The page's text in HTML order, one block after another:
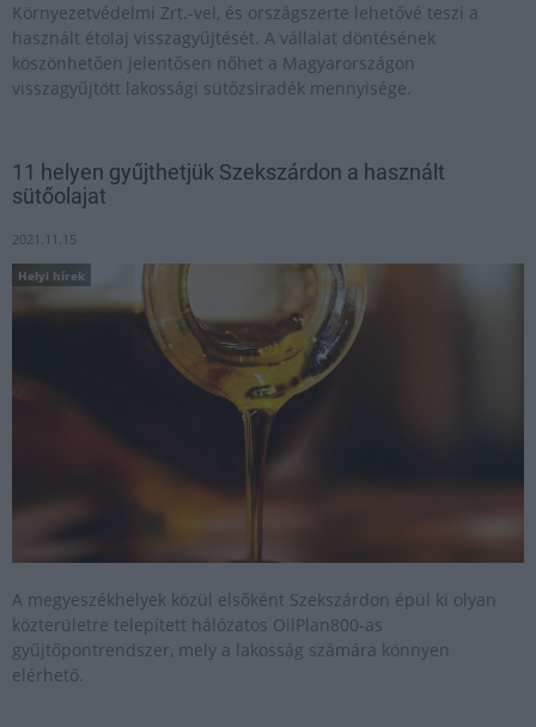
Környezetvédelmi Zrt.-vel, és országszerte lehetővé teszi a
használt étolaj visszagyűjtését. A vállalat döntésének
köszönhetően jelentősen nőhet a Magyarországon
visszagyűjtött lakossági sütőzsiradék mennyisége.
11 helyen gyűjthetjük Szekszárdon a használt
sütőolajat
2021.11.15
Helyi hírek
A megyeszékhelyek közül elsőként Szekszárdon épül ki olyan
közterületre telepített hálózatos OilPlan800-as
gyűjtőpontrendszer, mely a lakosság számára könnyen
elérhető.